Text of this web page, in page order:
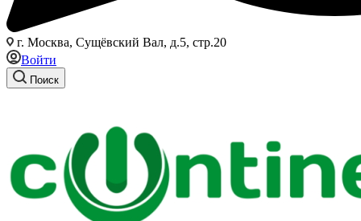
г. Москва, Сущёвский Вал, д.5, стр.20
Войти
Поиск